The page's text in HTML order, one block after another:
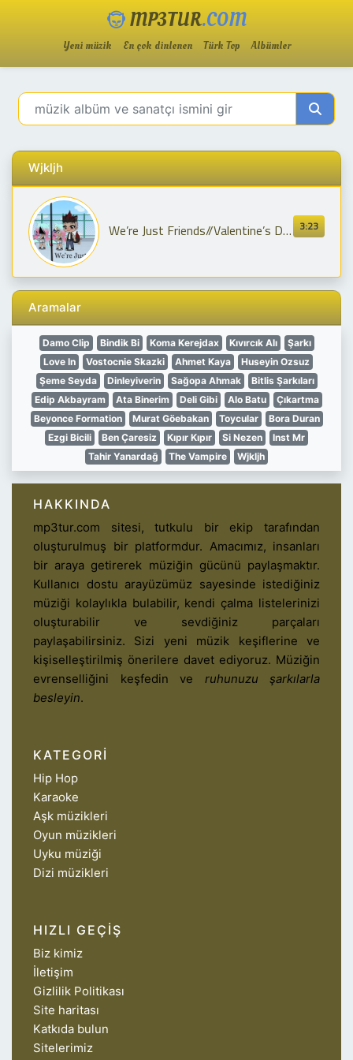
MP3TUR.COM
Yeni müzik En çok dinlenen Türk Top Albümler
Wjkljh
3:23
We’re Just Friends//Valentine’s Day Special
Aramalar
Damo Clip Bindik Bi Koma Kerejdax Kıvırcık Alı
Şarkı
Love In
Vostocnie Skazki Ahmet Kaya
Huseyin Ozsuz
Şeme Seyda
Dinleyiverin Sağopa Ahmak
Bitlis Şarkıları
Edip Akbayram
Ata Binerim Deli Gibi Alo Batu
Çıkartma
Beyonce Formation
Murat Göebakan Toycular
Bora Duran
Ezgi Bicili
Ben Çaresiz Kıpır Kıpır Si Nezen
Inst Mr
Tahir Yanardağ
The Vampire Wjkljh
HAKKINDA
mp3tur.com sitesi, tutkulu bir ekip tarafından
oluşturulmuş bir platformdur. Amacımız, insanları
bir araya getirerek müziğin gücünü paylaşmaktır.
Kullanıcı dostu arayüzümüz sayesinde istediğiniz
müziği kolaylıkla bulabilir, kendi çalma listelerinizi
oluşturabilir ve sevdiğiniz parçaları
paylaşabilirsiniz. Sizi yeni müzik keşiflerine ve
kişiselleştirilmiş önerilere davet ediyoruz. Müziğin
evrenselliğini keşfedin ve ruhunuzu şarkılarla
besleyin.
KATEGORI
Hip Hop
Karaoke
Aşk müzikleri
Oyun müzikleri
Uyku müziği
Dizi müzikleri
HIZLI GEÇIŞ
Biz kimiz
İletişim
Gizlilik Politikası
Site haritası
Katkıda bulun
Sitelerimiz